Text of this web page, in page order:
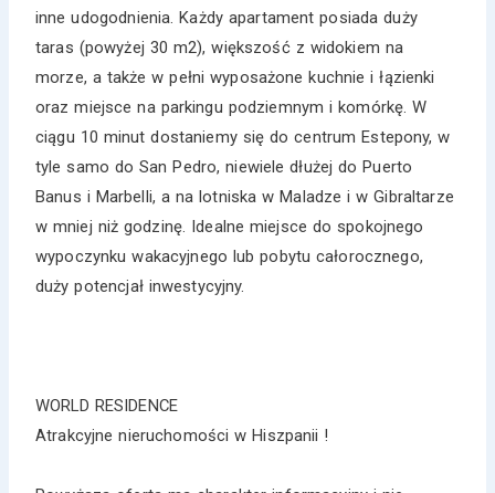
inne udogodnienia. Każdy apartament posiada duży
taras (powyżej 30 m2), większość z widokiem na
morze, a także w pełni wyposażone kuchnie i łązienki
oraz miejsce na parkingu podziemnym i komórkę. W
ciągu 10 minut dostaniemy się do centrum Estepony, w
tyle samo do San Pedro, niewiele dłużej do Puerto
Banus i Marbelli, a na lotniska w Maladze i w Gibraltarze
w mniej niż godzinę. Idealne miejsce do spokojnego
wypoczynku wakacyjnego lub pobytu całorocznego,
duży potencjał inwestycyjny.
WORLD RESIDENCE
Atrakcyjne nieruchomości w Hiszpanii !